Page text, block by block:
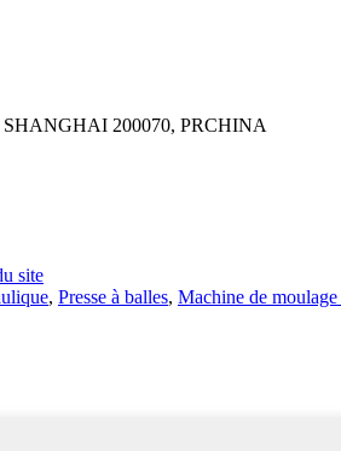
200070, PRCHINA
site
, Presse à balles, Machine de